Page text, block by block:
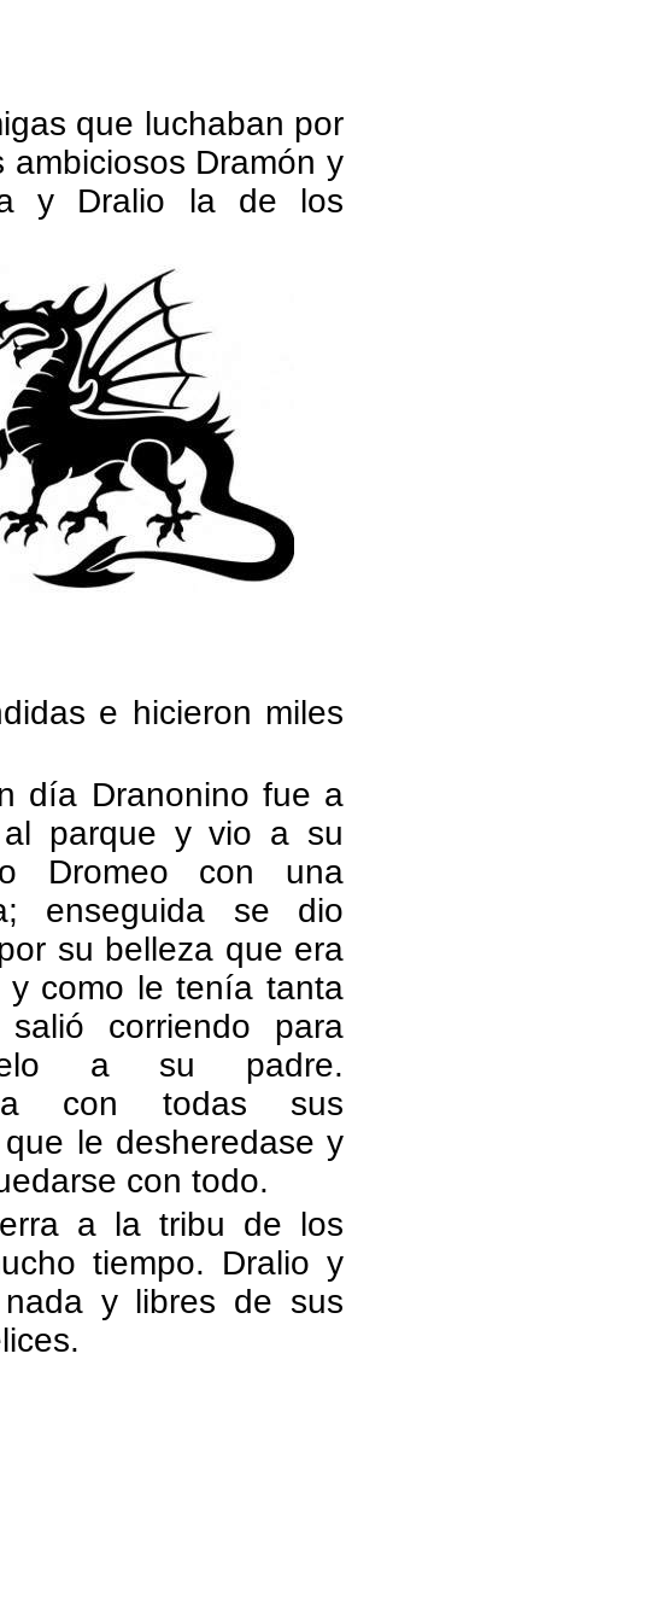
que luchaban por
Dramón y
y Dralio la de los
e hicieron miles
día Dranonino fue a
al parque y vio a su
Dromeo con una
enseguida se dio
su belleza que era
y como le tenía tanta
salió corriendo para
a su padre.
con todas sus
le desheredase y
con todo.
a la tribu de los
tiempo. Dralio y
y libres de sus